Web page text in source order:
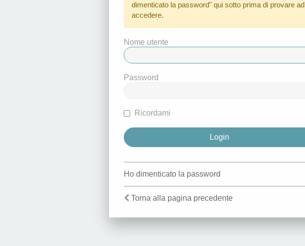
dimenticato la password" qui sotto prima di provare ad
accedere.
Nome utente
Password
Ricordami
Ho dimenticato la password
Torna alla pagina precedente